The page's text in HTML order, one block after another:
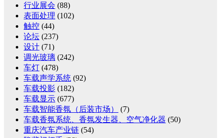
行业展会 (88)
表面处理 (102)
触控 (44)
论坛 (237)
设计 (71)
调光玻璃 (242)
车灯 (478)
车载声学系统 (92)
车载投影 (182)
车载显示 (677)
车载智能香氛（后装市场）
(7)
车载香氛系统、香氛发生器、空气净化器 (50)
重庆汽车产业链 (54)